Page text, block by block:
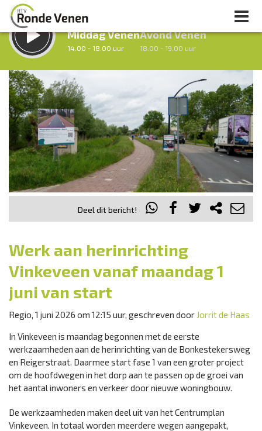
LUISTER LIVE:
Middag Venen
14.00 - 18.00 uur
Avond Venen
18.00 - 19.00 uur
Vorig uur uur 1 van 0 Volgend uur
Inklappen
Deel dit bericht!
Werk aan herinrichting
Vinkeveen vanaf maandag 1
juni van start
Regio, 1 juni 2026 om 12:15 uur, geschreven door Jorrit de Haas
In Vinkeveen is maandag begonnen met de eerste
werkzaamheden aan de herinrichting van de Bonkestekersweg
en Reigerstraat. Daarmee start fase 1 van een groter project
om de hoofdwegen in het dorp aan te passen op de groei van
het aantal inwoners en verkeer door nieuwe woningbouw.
De werkzaamheden maken deel uit van het Centrumplan
Vinkeveen. In totaal worden meerdere wegen aangepakt,